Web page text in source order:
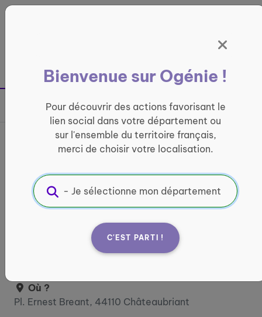
France entière
Bienvenue sur Ogénie !
Pour découvrir des actions favorisant le
lien social dans votre département ou
sur l'ensemble du territoire français,
merci de choisir votre localisation.
C'EST PARTI !
Partager sur
Activités organisées par
des jeunes en service
civique
Informations pratiques :
Où ?
Pl. Ernest Breant, 44110 Châteaubriant
Panneau de gestion des cookies